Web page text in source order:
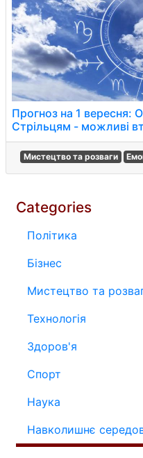
Прогноз на 1 вересня:
Стрільцям - можливі
Мистецтво та розваги
Categories
Політика
Бізнес
Мистецтво та
Технологія
Здоров'я
Спорт
Наука
Навколишнє